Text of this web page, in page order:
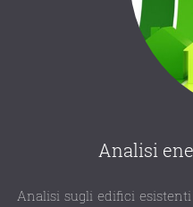
Analisi
Analisi sugli edifici